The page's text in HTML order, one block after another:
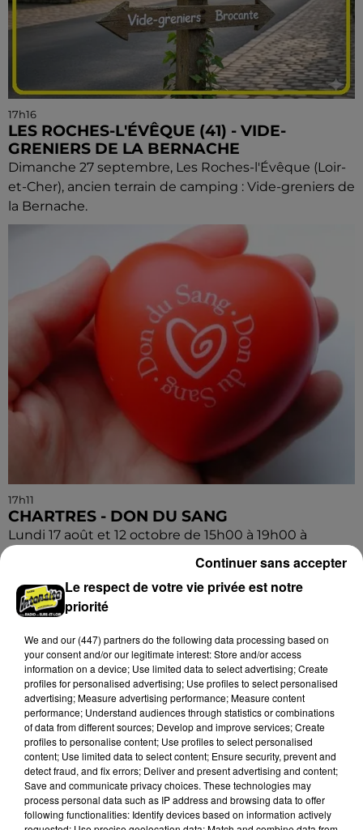
17h16
LES ROCHES-L'ÉVÊQUE (41) - VIDE-
GRENIERS DE LA BERNACHE
Dimanche 27 septembre, Les Roches-l'Évêque (Loir-
et-Cher), ancien terrain de camping : Vide-greniers de
la Bernache.
17h11
CHARTRES - DON DU SANG
Lundi 17 août et 12 octobre de 15h00 à 19h00 à
Le respect de votre vie privée est notre
priorité
We and our (447) partnersdo the following data processing based on
your consent and/or our legitimate interest: Store and/or access
information on a device; Use limited data to select advertising; Create
profiles for personalised advertising; Use profiles to select personalised
advertising; Measure advertising performance; Measure content
performance; Understand audiences through statistics or combinations
of data from different sources; Develop and improve services; Create
profiles to personalise content; Use profiles to select personalised
content; Use limited data to select content; Ensure security, prevent and
detect fraud, and fix errors; Deliver and present advertising and content;
Save and communicate privacy choices. These technologies may
process personal data such as IP address and browsing data to offer
following functionalities: Identify devices based on information actively
Continuer sans accepter